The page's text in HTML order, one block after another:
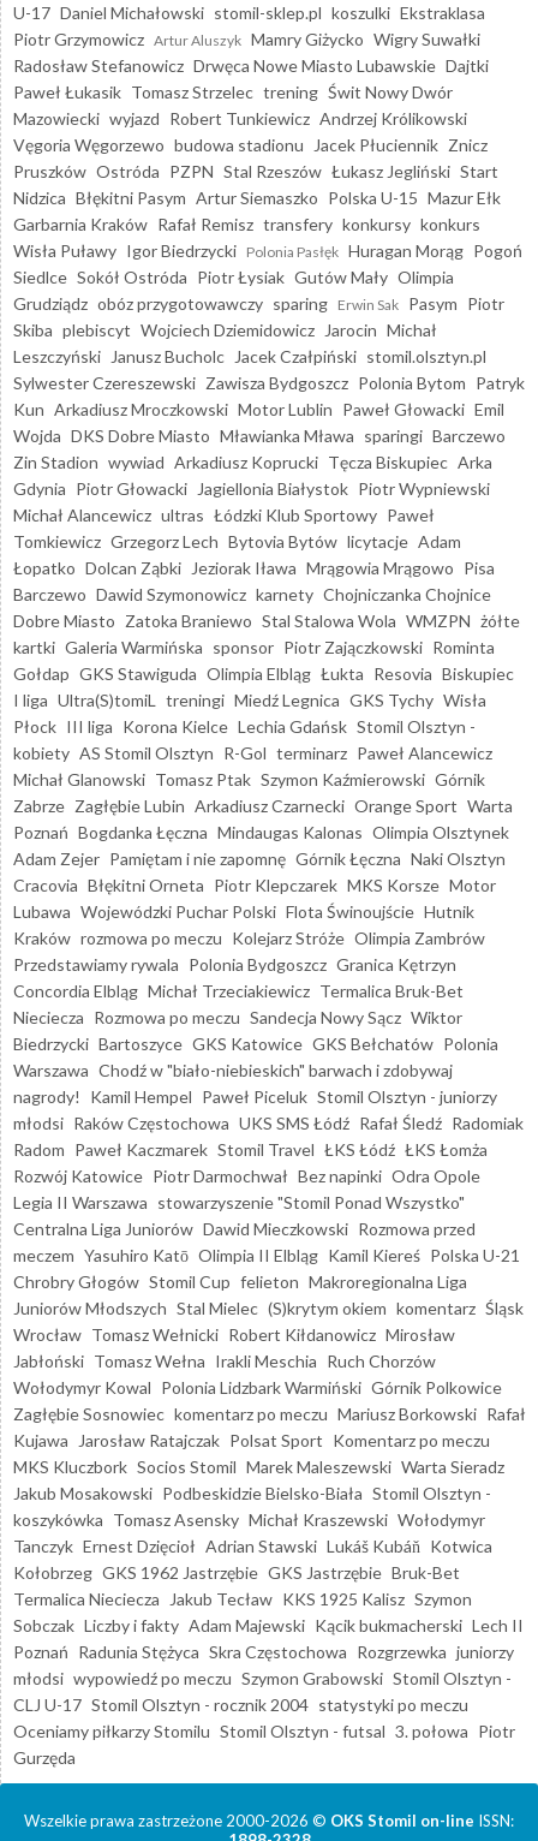
U-17 Daniel Michałowski stomil-sklep.pl koszulki Ekstraklasa
Piotr Grzymowicz Artur Aluszyk Mamry Giżycko Wigry Suwałki
Radosław Stefanowicz Drwęca Nowe Miasto Lubawskie Dajtki
Paweł Łukasik Tomasz Strzelec trening Świt Nowy Dwór
Mazowiecki wyjazd Robert Tunkiewicz Andrzej Królikowski
Vęgoria Węgorzewo budowa stadionu Jacek Płuciennik Znicz
Pruszków Ostróda PZPN Stal Rzeszów Łukasz Jegliński Start
Nidzica Błękitni Pasym Artur Siemaszko Polska U-15 Mazur Ełk
Garbarnia Kraków Rafał Remisz transfery konkursy konkurs
Wisła Puławy Igor Biedrzycki Polonia Pasłęk Huragan Morąg Pogoń
Siedlce Sokół Ostróda Piotr Łysiak Gutów Mały Olimpia
Grudziądz obóz przygotowawczy sparing Erwin Sak Pasym Piotr
Skiba plebiscyt Wojciech Dziemidowicz Jarocin Michał
Leszczyński
Janusz Bucholc Jacek Czałpiński stomil.olsztyn.pl
Sylwester Czereszewski Zawisza Bydgoszcz Polonia Bytom Patryk
Kun Arkadiusz Mroczkowski Motor Lublin Paweł Głowacki Emil
Wojda DKS Dobre Miasto Mławianka Mława sparingi Barczewo
Zin Stadion wywiad Arkadiusz Koprucki Tęcza Biskupiec Arka
Gdynia Piotr Głowacki Jagiellonia Białystok Piotr Wypniewski
Michał Alancewicz ultras Łódzki Klub Sportowy Paweł
Tomkiewicz Grzegorz Lech Bytovia Bytów licytacje Adam
Łopatko Dolcan Ząbki Jeziorak Iława Mrągowia Mrągowo Pisa
Barczewo Dawid Szymonowicz karnety Chojniczanka Chojnice
Dobre Miasto Zatoka Braniewo Stal Stalowa Wola WMZPN żółte
kartki Galeria Warmińska sponsor Piotr Zajączkowski Rominta
Gołdap GKS Stawiguda Olimpia Elbląg Łukta Resovia Biskupiec
I liga Ultra(S)tomiL treningi Miedź Legnica GKS Tychy Wisła
Płock III liga Korona Kielce Lechia Gdańsk Stomil Olsztyn -
kobiety AS Stomil Olsztyn R-Gol terminarz Paweł Alancewicz
Michał Glanowski Tomasz Ptak Szymon Kaźmierowski Górnik
Zabrze Zagłębie Lubin Arkadiusz Czarnecki Orange Sport Warta
Poznań Bogdanka Łęczna Mindaugas Kalonas Olimpia Olsztynek
Adam Zejer Pamiętam i nie zapomnę Górnik Łęczna Naki Olsztyn
Cracovia Błękitni Orneta Piotr Klepczarek MKS Korsze Motor
Lubawa Wojewódzki Puchar Polski Flota Świnoujście Hutnik
Kraków rozmowa po meczu Kolejarz Stróże Olimpia Zambrów
Przedstawiamy rywala Polonia Bydgoszcz Granica Kętrzyn
Concordia Elbląg Michał Trzeciakiewicz Termalica Bruk-Bet
Nieciecza Rozmowa po meczu Sandecja Nowy Sącz Wiktor
Biedrzycki Bartoszyce GKS Katowice GKS Bełchatów Polonia
Warszawa Chodź w "biało-niebieskich" barwach i zdobywaj
nagrody!
Kamil Hempel Paweł Piceluk Stomil Olsztyn - juniorzy
młodsi Raków Częstochowa UKS SMS Łódź Rafał Śledź Radomiak
Radom Paweł Kaczmarek Stomil Travel ŁKS Łódź ŁKS Łomża
Rozwój Katowice Piotr Darmochwał Bez napinki Odra Opole
Legia II Warszawa stowarzyszenie "Stomil Ponad Wszystko"
Centralna Liga Juniorów Dawid Mieczkowski Rozmowa przed
meczem Yasuhiro Katō Olimpia II Elbląg Kamil Kiereś Polska U-21
Chrobry Głogów Stomil Cup felieton Makroregionalna Liga
Juniorów Młodszych Stal Mielec (S)krytym okiem komentarz Śląsk
Wrocław Tomasz Wełnicki Robert Kiłdanowicz Mirosław
Jabłoński Tomasz Wełna Irakli Meschia Ruch Chorzów
Wołodymyr Kowal Polonia Lidzbark Warmiński Górnik Polkowice
Zagłębie Sosnowiec komentarz po meczu Mariusz Borkowski Rafał
Kujawa
Jarosław Ratajczak Polsat Sport Komentarz po meczu
MKS Kluczbork Socios Stomil Marek Maleszewski Warta Sieradz
Jakub Mosakowski Podbeskidzie Bielsko-Biała Stomil Olsztyn -
koszykówka Tomasz Asensky Michał Kraszewski Wołodymyr
Tanczyk Ernest Dzięcioł Adrian Stawski Lukáš Kubáň Kotwica
Kołobrzeg GKS 1962 Jastrzębie GKS Jastrzębie Bruk-Bet
Termalica Nieciecza
Jakub Tecław KKS 1925 Kalisz Szymon
Sobczak Liczby i fakty Adam Majewski Kącik bukmacherski Lech II
Poznań Radunia Stężyca Skra Częstochowa Rozgrzewka juniorzy
młodsi wypowiedź po meczu Szymon Grabowski Stomil Olsztyn -
CLJ U-17 Stomil Olsztyn - rocznik 2004 statystyki po meczu
Oceniamy piłkarzy Stomilu Stomil Olsztyn - futsal 3. połowa Piotr
Gurzęda
Wszelkie prawa zastrzeżone 2000-2026 © OKS Stomil on-line ISSN: